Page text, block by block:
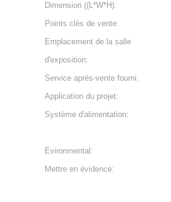
Dimension ((L*W*H):
Points clés de vente:
Emplacement de la salle
d'exposition:
Service après-vente fourni:
Application du projet:
Système d'alimentation:
Evironmental:
Mettre en évidence: